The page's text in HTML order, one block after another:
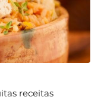
receitas